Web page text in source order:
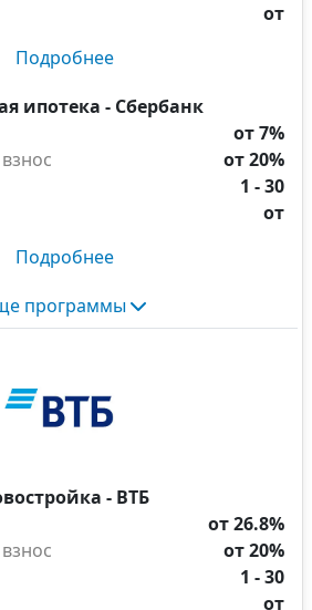
от
Подробнее
ипотека - Сбербанк
от 7%
от 20%
1 - 30
от
Подробнее
программы
- ВТБ
от 26.8%
от 20%
1 - 30
от